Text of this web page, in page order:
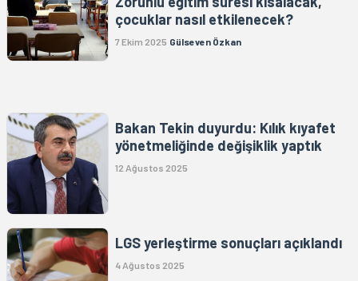
çocuklar nasıl etkilenecek?
7 Ekim 2025 Gülseven Özkan
Bakan Tekin duyurdu: Kılık kıyafet
yönetmeliğinde değişiklik yaptık
12 Ağustos 2025
LGS yerleştirme sonuçları açıklandı
4 Ağustos 2025